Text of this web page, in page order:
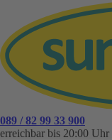
089 / 82 99 33 900
erreichbar bis 20:00 Uhr